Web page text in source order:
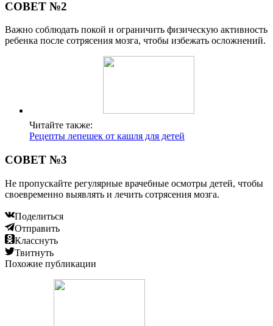
СОВЕТ №2
Важно соблюдать покой и ограничить физическую активность
ребенка после сотрясения мозга, чтобы избежать осложнений.
Читайте также:
Рецепты лепешек от кашля для детей
СОВЕТ №3
Не пропускайте регулярные врачебные осмотры детей, чтобы
своевременно выявлять и лечить сотрясения мозга.
Поделиться
Отправить
Класснуть
Твитнуть
Похожие публикации